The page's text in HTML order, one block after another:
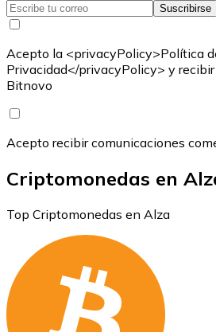
Suscribirse
Acepto la <privacyPolicy>Política
Privacidad</privacyPolicy> y
Bitnovo
Acepto recibir comunicaciones
Criptomonedas en
Top Criptomonedas en Alza